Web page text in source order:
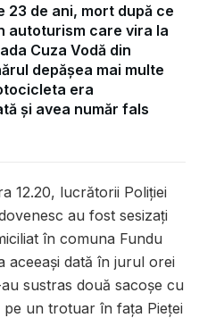
23 de ani, mort după ce
autoturism care vira la
Cuza Vodă din
depășea mai multe
era
și avea număr fals
12.20, lucrătorii Poliţiei
au fost sesizați
în comuna Fundu
aceeași dată în jurul orei
sustras două sacoșe cu
un trotuar în fața Pieței